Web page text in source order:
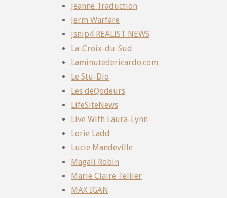
Jeanne Traduction
Jerm Warfare
jsnip4 REALIST NEWS
La-Croix-du-Sud
Laminutedericardo.com
Le Stu-Dio
Les déQodeurs
LifeSiteNews
Live With Laura-Lynn
Lorie Ladd
Lucie Mandeville
Magali Robin
Marie Claire Tellier
MAX IGAN